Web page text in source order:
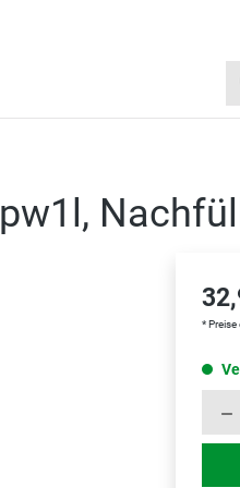
* Preise